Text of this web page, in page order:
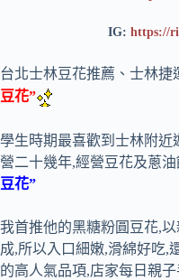
IG: https://
台北士林豆花推薦、士林捷
豆花”
學生時期最喜歡到士林附近
營二十幾年,經營豆花及蔥
豆花”
我首推他的黑糖粉圓豆花,
成,所以入口細嫩,滑綿好吃,
的高人氣品項,店家每日親